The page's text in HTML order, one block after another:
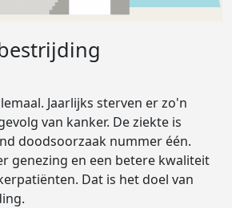
Jaarlijks sterven er zo'n
van kanker. De ziekte is
doodsoorzaak nummer één.
genezing en een betere kwaliteit
Dat is het doel van